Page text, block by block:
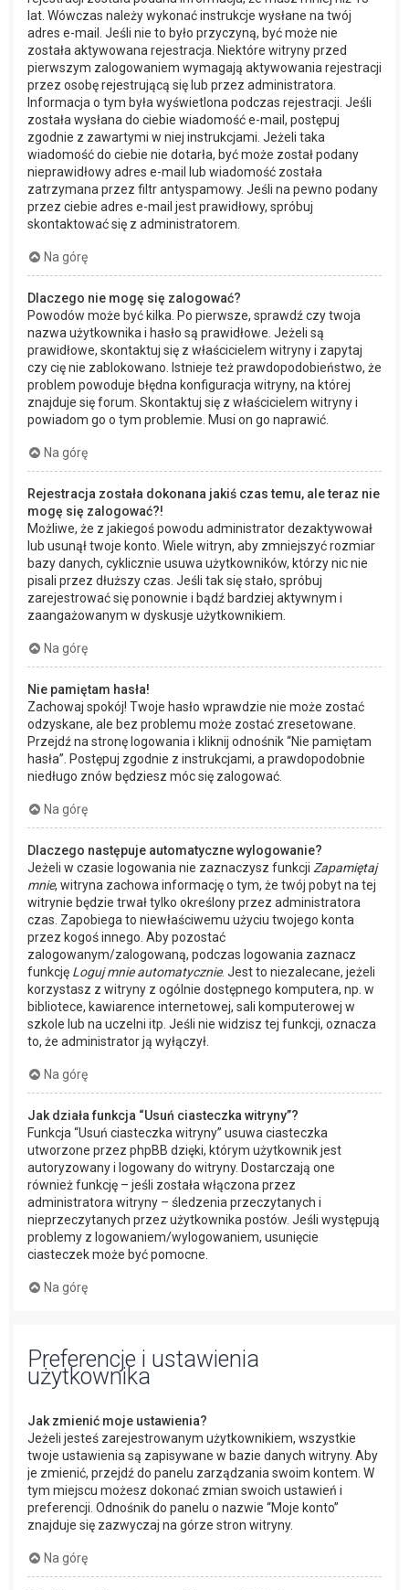
lat. Wówczas należy wykonać instrukcje wysłane na twój
adres e-mail. Jeśli nie to było przyczyną, być może nie
została aktywowana rejestracja. Niektóre witryny przed
pierwszym zalogowaniem wymagają aktywowania rejestracji
przez osobę rejestrującą się lub przez administratora.
Informacja o tym była wyświetlona podczas rejestracji. Jeśli
została wysłana do ciebie wiadomość e-mail, postępuj
zgodnie z zawartymi w niej instrukcjami. Jeżeli taka
wiadomość do ciebie nie dotarła, być może został podany
nieprawidłowy adres e-mail lub wiadomość została
zatrzymana przez filtr antyspamowy. Jeśli na pewno podany
przez ciebie adres e-mail jest prawidłowy, spróbuj
skontaktować się z administratorem.
Na górę
Dlaczego nie mogę się zalogować?
Powodów może być kilka. Po pierwsze, sprawdź czy twoja
nazwa użytkownika i hasło są prawidłowe. Jeżeli są
prawidłowe, skontaktuj się z właścicielem witryny i zapytaj
czy cię nie zablokowano. Istnieje też prawdopodobieństwo, że
problem powoduje błędna konfiguracja witryny, na której
znajduje się forum. Skontaktuj się z właścicielem witryny i
powiadom go o tym problemie. Musi on go naprawić.
Na górę
Rejestracja została dokonana jakiś czas temu, ale teraz nie
mogę się zalogować?!
Możliwe, że z jakiegoś powodu administrator dezaktywował
lub usunął twoje konto. Wiele witryn, aby zmniejszyć rozmiar
bazy danych, cyklicznie usuwa użytkowników, którzy nic nie
pisali przez dłuższy czas. Jeśli tak się stało, spróbuj
zarejestrować się ponownie i bądź bardziej aktywnym i
zaangażowanym w dyskusje użytkownikiem.
Na górę
Nie pamiętam hasła!
Zachowaj spokój! Twoje hasło wprawdzie nie może zostać
odzyskane, ale bez problemu może zostać zresetowane.
Przejdź na stronę logowania i kliknij odnośnik “Nie pamiętam
hasła”. Postępuj zgodnie z instrukcjami, a prawdopodobnie
niedługo znów będziesz móc się zalogować.
Na górę
Dlaczego następuje automatyczne wylogowanie?
Jeżeli w czasie logowania nie zaznaczysz funkcji Zapamiętaj
mnie, witryna zachowa informację o tym, że twój pobyt na tej
witrynie będzie trwał tylko określony przez administratora
czas. Zapobiega to niewłaściwemu użyciu twojego konta
przez kogoś innego. Aby pozostać
zalogowanym/zalogowaną, podczas logowania zaznacz
funkcję Loguj mnie automatycznie. Jest to niezalecane, jeżeli
korzystasz z witryny z ogólnie dostępnego komputera, np. w
bibliotece, kawiarence internetowej, sali komputerowej w
szkole lub na uczelni itp. Jeśli nie widzisz tej funkcji, oznacza
to, że administrator ją wyłączył.
Na górę
Jak działa funkcja “Usuń ciasteczka witryny”?
Funkcja “Usuń ciasteczka witryny” usuwa ciasteczka
utworzone przez phpBB dzięki, którym użytkownik jest
autoryzowany i logowany do witryny. Dostarczają one
również funkcję – jeśli została włączona przez
administratora witryny – śledzenia przeczytanych i
nieprzeczytanych przez użytkownika postów. Jeśli występują
problemy z logowaniem/wylogowaniem, usunięcie
ciasteczek może być pomocne.
Na górę
Preferencje i ustawienia
użytkownika
Jak zmienić moje ustawienia?
Jeżeli jesteś zarejestrowanym użytkownikiem, wszystkie
twoje ustawienia są zapisywane w bazie danych witryny. Aby
je zmienić, przejdź do panelu zarządzania swoim kontem. W
tym miejscu możesz dokonać zmian swoich ustawień i
preferencji. Odnośnik do panelu o nazwie “Moje konto”
znajduje się zazwyczaj na górze stron witryny.
Na górę